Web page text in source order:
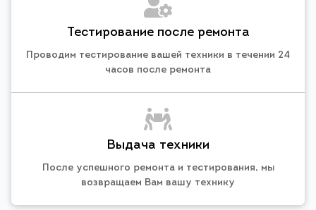
Тестирование после ремонта
Проводим тестирование вашей техники в течении 24
часов после ремонта
Выдача техники
После успешного ремонта и тестирования, мы
возвращаем Вам вашу технику